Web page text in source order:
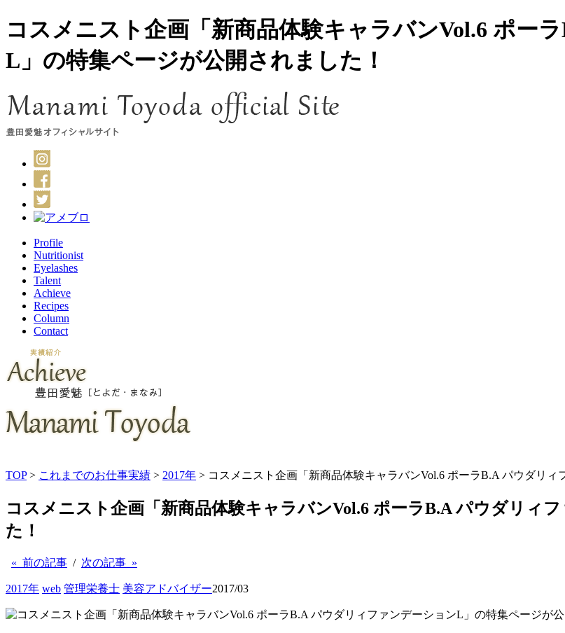
コスメニスト企画「新商品体験キャラバンVol.6 ポー
L」の特集ページが公開されました！
Profile
Nutritionist
Eyelashes
Talent
Achieve
Recipes
Column
Contact
TOP> これまでのお仕事実績 > 2017年 > コスメニスト企画「新商品体験キャラバンVol.6 ポーラB.A パウダリ
コスメニスト企画「新商品体験キャラバンVol.6 ポーラB.A パウダリィ
た！
« 前の記事 / 次の記事 »
2017年 web 管理栄養士 美容アドバイザー2017/03